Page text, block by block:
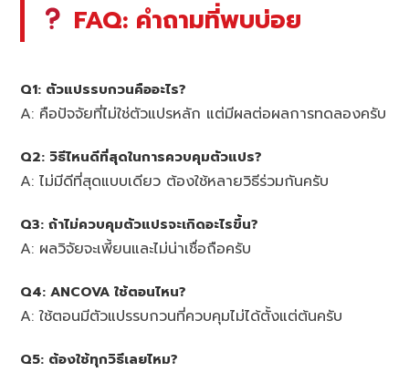
FAQ: คำถามที่พบบ่อย
Q1: ตัวแปรรบกวนคืออะไร?
A: คือปัจจัยที่ไม่ใช่ตัวแปรหลัก แต่มีผลต่อผลการทดลองครับ
Q2: วิธีไหนดีที่สุดในการควบคุมตัวแปร?
A: ไม่มีดีที่สุดแบบเดียว ต้องใช้หลายวิธีร่วมกันครับ
Q3: ถ้าไม่ควบคุมตัวแปรจะเกิดอะไรขึ้น?
A: ผลวิจัยจะเพี้ยนและไม่น่าเชื่อถือครับ
Q4: ANCOVA ใช้ตอนไหน?
A: ใช้ตอนมีตัวแปรรบกวนที่ควบคุมไม่ได้ตั้งแต่ต้นครับ
Q5: ต้องใช้ทุกวิธีเลยไหม?